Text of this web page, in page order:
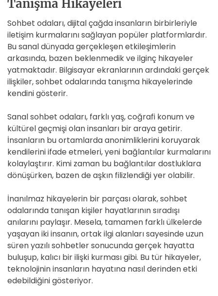
Tanışma Hikayeleri
Sohbet odaları, dijital çağda insanların birbirleriyle
iletişim kurmalarını sağlayan popüler platformlardır.
Bu sanal dünyada gerçekleşen etkileşimlerin
arkasında, bazen beklenmedik ve ilginç hikayeler
yatmaktadır. Bilgisayar ekranlarının ardındaki gerçek
ilişkiler, sohbet odalarında tanışma hikayelerinde
kendini gösterir.
Sanal sohbet odaları, farklı yaş, coğrafi konum ve
kültürel geçmişi olan insanları bir araya getirir.
İnsanların bu ortamlarda anonimliklerini koruyarak
kendilerini ifade etmeleri, yeni bağlantılar kurmalarını
kolaylaştırır. Kimi zaman bu bağlantılar dostluklara
dönüşürken, bazen de aşkın filizlendiği yer olabilir.
İnanılmaz hikayelerin bir parçası olarak, sohbet
odalarında tanışan kişiler hayatlarının sıradışı
anılarını paylaşır. Mesela, tamamen farklı ülkelerde
yaşayan iki insanın, ortak ilgi alanları sayesinde uzun
süren yazılı sohbetler sonucunda gerçek hayatta
buluşup, kalıcı bir ilişki kurması gibi. Bu tür hikayeler,
teknolojinin insanların hayatına nasıl derinden etki
edebildiğini gösteriyor.